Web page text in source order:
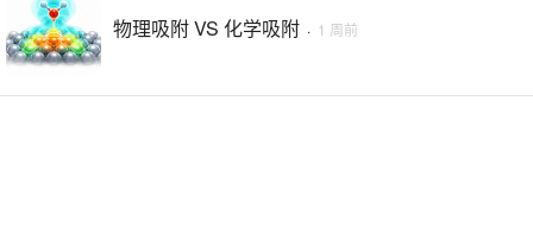
物理吸附 VS 化学吸附 · 1 周前